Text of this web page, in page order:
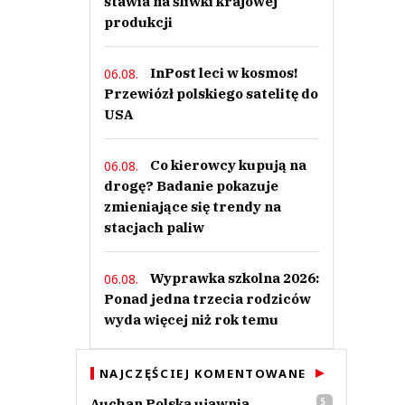
produkcji
06.08.
InPost leci w kosmos!
Przewiózł polskiego satelitę do
USA
06.08.
Co kierowcy kupują na
drogę? Badanie pokazuje
zmieniające się trendy na
stacjach paliw
06.08.
Wyprawka szkolna 2026:
Ponad jedna trzecia rodziców
wyda więcej niż rok temu
NAJCZĘŚCIEJ KOMENTOWANE
5